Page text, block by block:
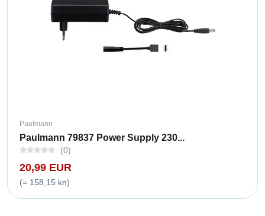
Paulmann
Paulmann 79837 Power Supply 230...
(0)
20,99 EUR
(= 158,15 kn)